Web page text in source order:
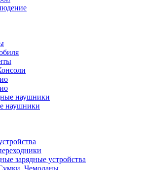
наушники
наушники
зарядные устройства
Чемоданы